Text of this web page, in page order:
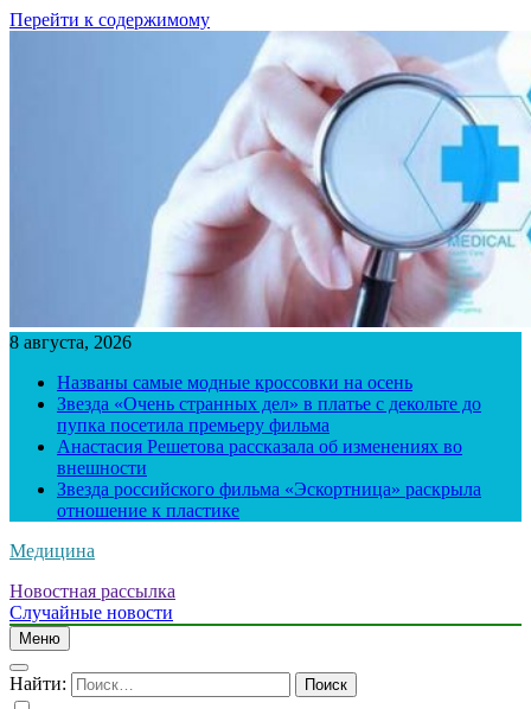
Перейти к содержимому
8 августа, 2026
Названы самые модные кроссовки на осень
Звезда «Очень странных дел» в платье с декольте до
пупка посетила премьеру фильма
Анастасия Решетова рассказала об изменениях во
внешности
Звезда российского фильма «Эскортница» раскрыла
отношение к пластике
Медицина
Новостная рассылка
Случайные новости
Меню
Найти: